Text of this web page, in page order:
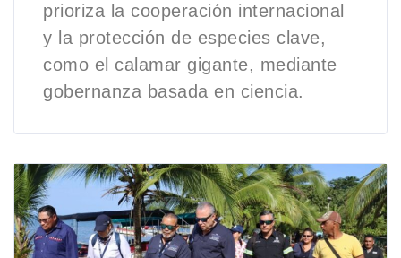
prioriza la cooperación internacional
y la protección de especies clave,
como el calamar gigante, mediante
gobernanza basada en ciencia.